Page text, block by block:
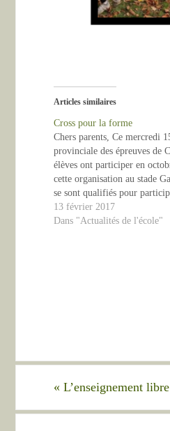
Articles similaires
Cross pour la forme
Chers parents, Ce mercredi
provinciale des épreuves de
élèves ont participer en
cette organisation au stade
se sont qualifiés pour
13 février 2017
Dans "Actualités de l'école"
« L’enseignement